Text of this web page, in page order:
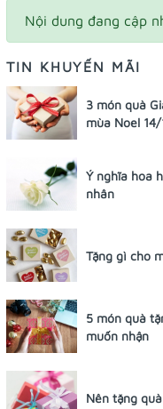
Nội dung đang cập
TIN KHUYẾN MÃI
3 món quà
mùa Noel
Ý nghĩa hoa
nhân
Tặng gì cho
5 món quà
muốn nhận
Nên tặng